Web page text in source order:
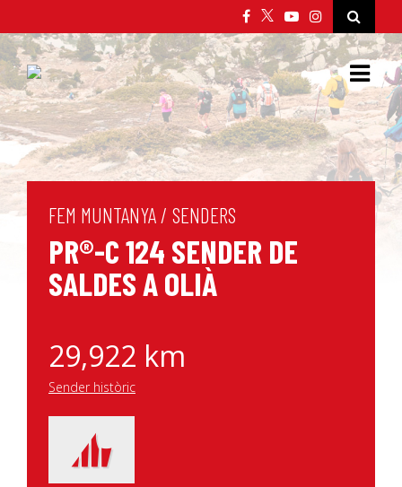
FEM MUNTANYA / SENDERS
PR®-C 124 SENDER DE
SALDES A OLIÀ
29,922 km
Sender històric